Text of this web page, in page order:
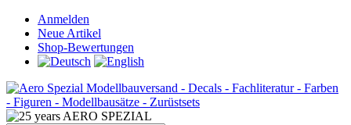
Anmelden
Neue Artikel
Shop-Bewertungen